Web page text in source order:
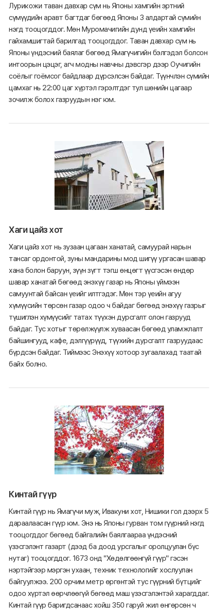
Лурикожи таван давхар сүм нь Японы хамгийн эртний
сүмүүдийн аравт багтдаг бөгөөд Японы 3 алдартай сүмийн
нэгд тооцогддог. Мөн Муромачигийн дунд үеийн хамгийн
гайхамшигтай барилгад тооцогддог. Таван давхар сүм нь
Японы үндэсний баялаг бөгөөд Ямагүчигийн бэлгэдэл болсон
интоорын цэцэг, агч модны навчны дэвсгэр дээр Оучигийн
соёлыг гоёмсог байдлаар дүрсэлсэн байдаг. Түүнчлэн сүмийн
цамхаг нь 22:00 цаг хүртэл гэрэлтдэг тул шөнийн цагаар
зочилж болох газруудын нэг юм.
Хаги цайз хот
Хаги цайз хот нь зузаан цагаан ханатай, самуурай нарын
тансаг ордонтой, зуны мандарины мод шигүү ургасан шавар
хана болон баруун, зүүн зүгт тэгш өнцөгт үүсгэсэн өндөр
шавар ханатай бөгөөд энэхүү газар нь Японы үймээн
самуунтай байсан үеийг илтгэдэг. Мөн тэр үеийн агуу
хүмүүсийн төрсөн газар одоо ч байдаг бөгөөд энэхүү газрыг
түшиглэн хүмүүсийг татах түүхэн дурсгалт олон газрууд
байдаг. Тус хотыг төрөлжүүлж хуваасан бөгөөд уламжлалт
байшингууд, кафе, дэлгүүрүүд, түүхийн дурсгалт газруудаас
бүрдсэн байдаг. Тиймээс Энэхүү хотоор зугаалахад таатай
байх болно.
Кинтай гүүр
Кинтай гүүр нь Ямагүчи муж, Ивакуни хот, Нишики гол дээрх 5
дараалаасан гүүр юм. Энэ нь Японы гурван том гүүрний нэгд
тооцогддог бөгөөд байгалийн баялгаараа үндэсний
үзэсгэлэнт газарт (дээд ба доод урсгалыг оролцуулан бүс
нутаг) тооцогддог. 1673 онд "Хөдөлгөөнгүй гүүр" гэсэн
нэртэйгээр мэргэн ухаан, техник технологийг хослуулан
байгуулжээ. 200 орчим метр өргөнтэй тус гүүрний бүтцийг
одоо хүртэл өөрчлөөгүй бөгөөд маш үзэсгэлэнтэй харагддаг.
Кинтай гүүр баригдсанаас хойш 350 гаруй жил өнгөрсөн ч